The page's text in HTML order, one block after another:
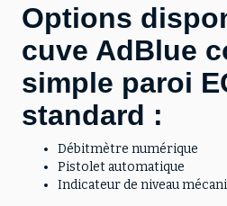
Options
cuve AdBlue
simple paroi
standard :
Débitmètre numérique
Pistolet automatique
Indicateur de niveau